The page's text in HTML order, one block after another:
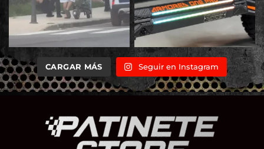
CARGAR MÁS Seguir en Instagram